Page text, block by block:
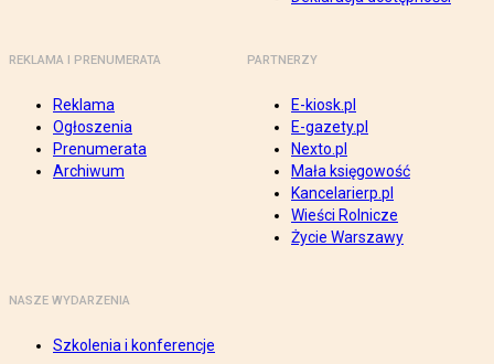
REKLAMA I PRENUMERATA
Reklama
Ogłoszenia
Prenumerata
Archiwum
PARTNERZY
E-kiosk.pl
E-gazety.pl
Nexto.pl
Mała księgowość
Kancelarierp.pl
Wieści Rolnicze
Życie Warszawy
NASZE WYDARZENIA
Szkolenia i konferencje